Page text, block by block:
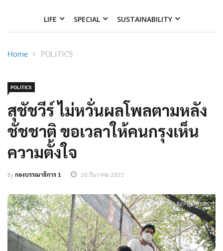
LIFE SPECIAL SUSTAINABILITY
Home POLITICS
POLITICS
สุชัชวีร์ ไม่หวั่นผลโพลตามหลัง
ชัชชาติ ขอเวลาให้คนกรุงเห็น
ความตั้งใจ
Byกองบรรณาธิการ 1 20 ธันวาคม 2021